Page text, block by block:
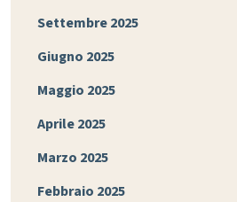
Settembre 2025
Giugno 2025
Maggio 2025
Aprile 2025
Marzo 2025
Febbraio 2025